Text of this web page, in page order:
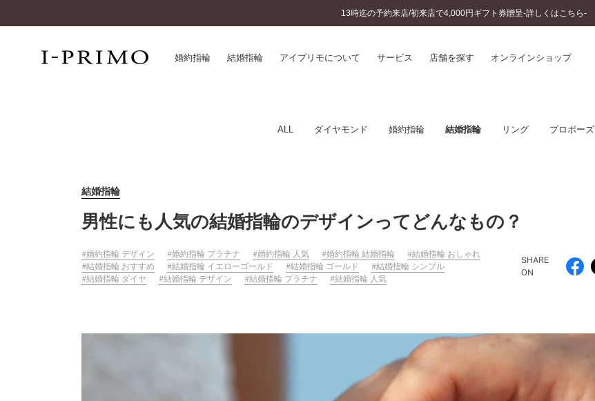
13時迄の予約来店/初来店で4,000円ギフト券贈呈-詳しくはこちら-
婚約指輪 結婚指輪 アイプリモについて サービス 店舗を探す オンラインショップ
アニバーサリージュエリー一覧
コレクション
パーフェクトプロポーズリング®
ダイヤモンドプロポーズ
アイプリモについて
近くに店舗がある
サービス
アフターサービス
プロポーズサポート
婚約指輪とは
ニュース一覧
お客様の声
SWEET STORIES
ALL ダイヤモンド 婚約指輪 結婚指輪 リング プロポーズ
結婚指輪
男性にも人気の結婚指輪のデザインってどんなもの？
婚約指輪 デザイン 婚約指輪 プラチナ 婚約指輪 人気 婚約指輪 結婚指輪
結婚指輪 おしゃれ
結婚指輪 おすすめ
結婚指輪 イエローゴールド 結婚指輪 ゴールド
結婚指輪 シンプル
結婚指輪 ダイヤ
結婚指輪 デザイン 結婚指輪 プラチナ 結婚指輪 人気
SHARE
ON